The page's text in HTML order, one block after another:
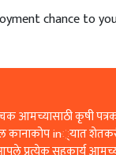
chance to
आमच्यासाठी कृषी
कानाकोप in्यात
प्रत्येक सहकार्य